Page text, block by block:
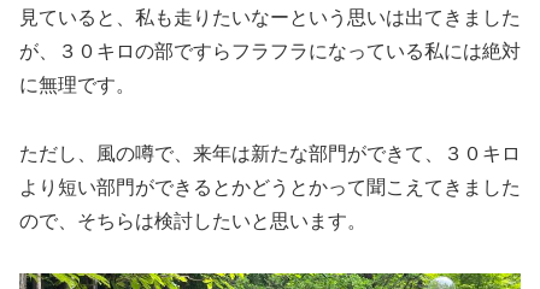
見ていると、私も走りたいなーという思いは出てきました
が、３０キロの部ですらフラフラになっている私には絶対
に無理です。
ただし、風の噂で、来年は新たな部門ができて、３０キロ
より短い部門ができるとかどうとかって聞こえてきました
ので、そちらは検討したいと思います。